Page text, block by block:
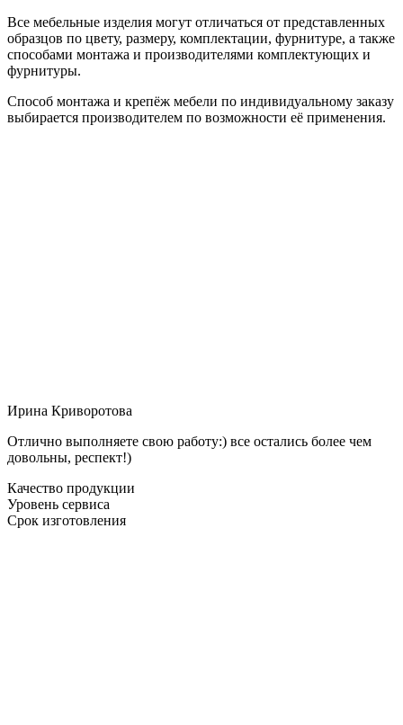
Все мебельные изделия могут отличаться от представленных
образцов по цвету, размеру, комплектации, фурнитуре, а также
способами монтажа и производителями комплектующих и
фурнитуры.
Способ монтажа и крепёж мебели по индивидуальному заказу
выбирается производителем по возможности её применения.
Ирина Криворотова
Отлично выполняете свою работу:) все остались более чем
довольны, респект!)
Качество продукции
Уровень сервиса
Срок изготовления